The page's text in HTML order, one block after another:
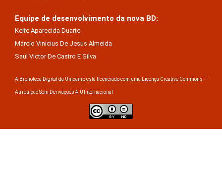
Equipe de desenvolvimento da nova BD:
Keite Aparecida Duarte
Márcio Vinícius De Jesus Almeida
Saul Victor De Castro E Silva
A Biblioteca Digital da Unicamp está licenciado com uma Licença Creative Commons –
Atribuição Sem Derivações 4.0 Internacional